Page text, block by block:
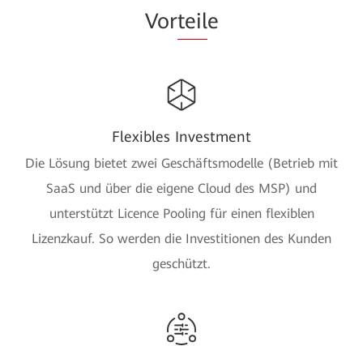
Vorteile
Flexibles Investment
Die Lösung bietet zwei Geschäftsmodelle (Betrieb mit
SaaS und über die eigene Cloud des MSP) und
unterstützt Licence Pooling für einen flexiblen
Lizenzkauf. So werden die Investitionen des Kunden
geschützt.